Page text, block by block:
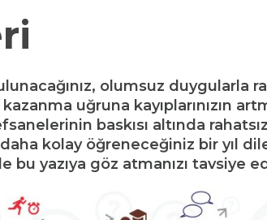
olumsuz duygularla
uğruna kayıplarınızın
baskısı altında
daha kolay öğreneceğiniz bir yıl
bu yazıya göz atmanızı tavsiye